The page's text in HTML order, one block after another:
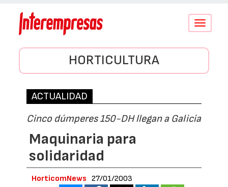
Conmutar
HORTICULTURA
ACTUALIDAD
Cinco dúmperes 150-DH llegan a Galicia
Maquinaria para
solidaridad
HorticomNews 27/01/2003